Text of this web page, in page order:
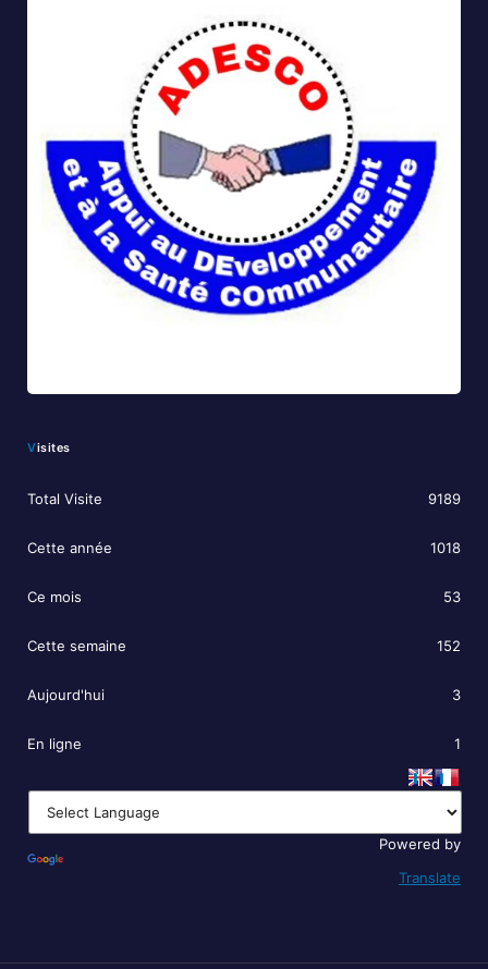
Visites
Total Visite 9189
Cette année 1018
Ce mois 53
Cette semaine 152
Aujourd'hui 3
En ligne 1
Powered by
Translate